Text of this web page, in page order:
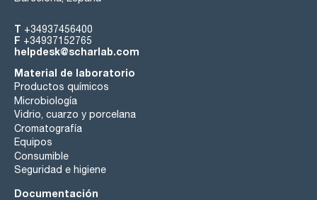
T +34937456400
F +34937152765
helpdesk@scharlab.com
Material de laboratorio
Productos químicos
Microbiología
Vidrio, cuarzo y porcelana
Cromatografía
Equipos
Consumible
Seguridad e higiene
Documentación